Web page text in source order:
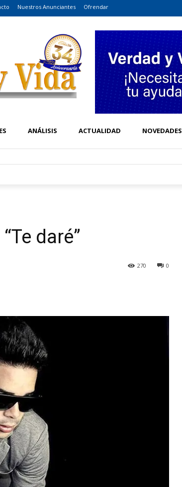
Nuestros Anunciantes Ofrendar
ANÁLISIS ACTUALIDAD NOVEDADES
daré”
0
270